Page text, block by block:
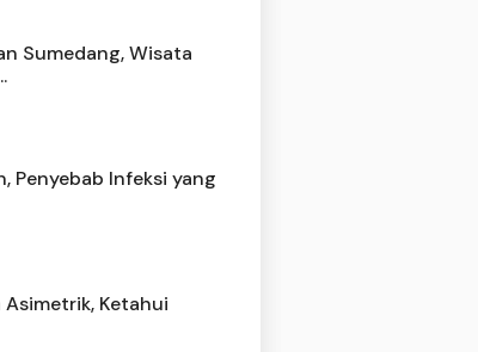
Sumedang, Wisata
Penyebab Infeksi yang
Asimetrik, Ketahui